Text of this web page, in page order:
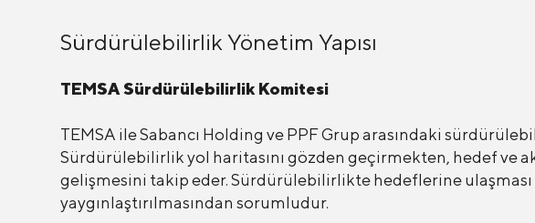
Sürdürülebilirlik Yönetim Yapısı
TEMSA Sürdürülebilirlik Komitesi
TEMSA ile Sabancı Holding ve PPF Grup arasındaki
Sürdürülebilirlik yol haritasını gözden geçirmekten, hedef ve
gelişmesini takip eder. Sürdürülebilirlikte hedeflerine
yaygınlaştırılmasından sorumludur.